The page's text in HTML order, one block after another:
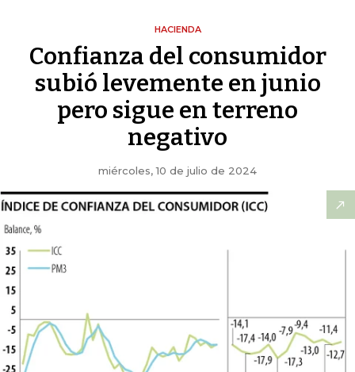
HACIENDA
Confianza del consumidor
subió levemente en junio
pero sigue en terreno
negativo
miércoles, 10 de julio de 2024